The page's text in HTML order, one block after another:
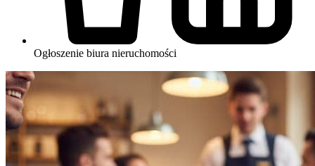
Ogłoszenie biura nieruchomości